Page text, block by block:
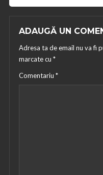
ADAUGĂ UN
Adresa ta de email nu va fi
marcate cu *
Comentariu *